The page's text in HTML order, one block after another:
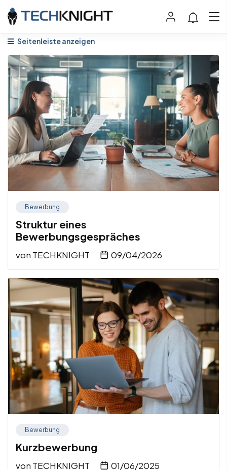
Seitenleiste anzeigen
Bewerbung
Struktur eines
Bewerbungsgespräches
von TECHKNIGHT 09/04/2026
Bewerbung
Kurzbewerbung
von TECHKNIGHT 01/06/2025